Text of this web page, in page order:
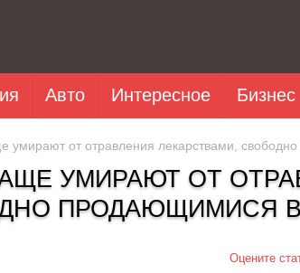
Авто Интересное Бизнес
умирают от отравления лекарствами,
УМИРАЮТ ОТ
ПРОДАЮЩИМИСЯ
Оцените